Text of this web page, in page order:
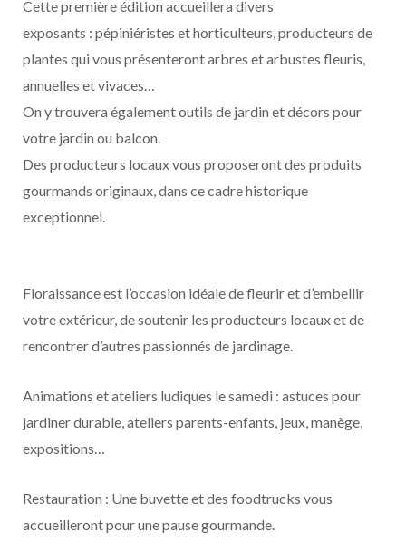
Cette première édition accueillera divers
exposants : pépiniéristes et horticulteurs, producteurs de
plantes qui vous présenteront arbres et arbustes fleuris,
annuelles et vivaces…
On y trouvera également outils de jardin et décors pour
votre jardin ou balcon.
Des producteurs locaux vous proposeront des produits
gourmands originaux, dans ce cadre historique
exceptionnel.
Floraissance est l’occasion idéale de fleurir et d’embellir
votre extérieur, de soutenir les producteurs locaux et de
rencontrer d’autres passionnés de jardinage.
Animations et ateliers ludiques le samedi : astuces pour
jardiner durable, ateliers parents-enfants, jeux, manège,
expositions…
Restauration : Une buvette et des foodtrucks vous
accueilleront pour une pause gourmande.